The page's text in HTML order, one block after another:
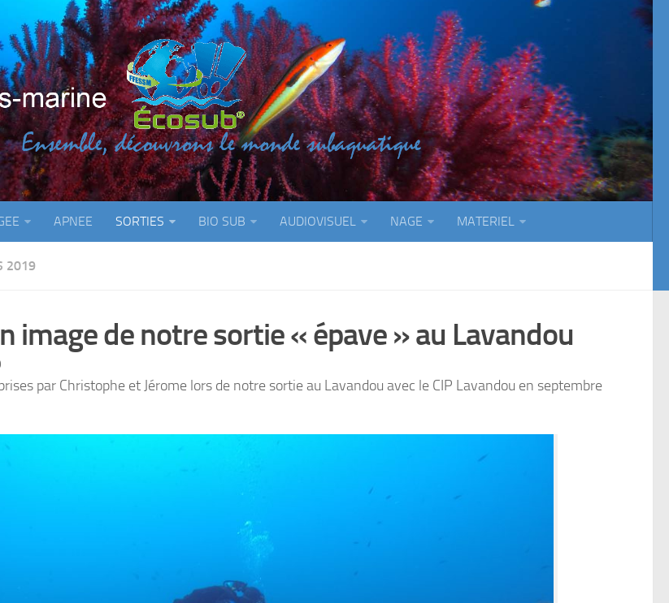
APNEE SORTIES BIO SUB AUDIOVISUEL NAGE MATERIEL
2019
image de notre sortie « épave » au Lavandou
par Christophe et Jérome lors de notre sortie au Lavandou avec le CIP Lavandou en septembre